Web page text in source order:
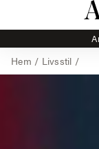
Hem / Livsstil /